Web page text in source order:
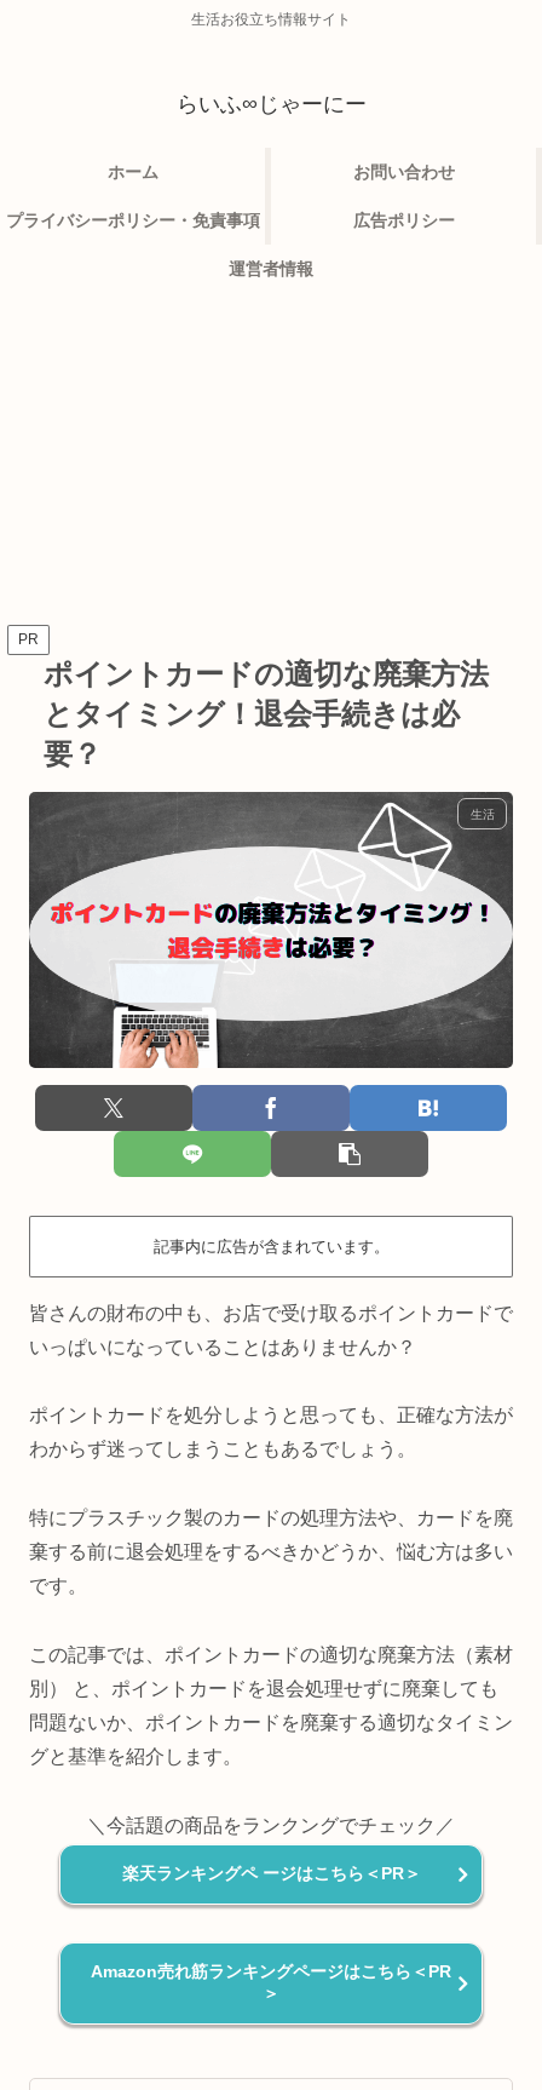
生活お役立ち情報サイト
らいふ∞じゃーにー
ホーム お問い合わせ
プライバシーポリシー・免責事項 広告ポリシー
運営者情報
PR
ポイントカードの適切な廃棄方法
とタイミング！退会手続きは必
要？
生活
記事内に広告が含まれています。
皆さんの財布の中も、お店で受け取るポイントカードで
いっぱいになっていることはありませんか？
ポイントカードを処分しようと思っても、正確な方法が
わからず迷ってしまうこともあるでしょう。
特にプラスチック製のカードの処理方法や、カードを廃
棄する前に退会処理をするべきかどうか、悩む方は多い
です。
この記事では、ポイントカードの適切な廃棄方法（素材
別） と、ポイントカードを退会処理せずに廃棄しても
問題ないか、ポイントカードを廃棄する適切なタイミン
グと基準を紹介します。
＼今話題の商品をランクングでチェック／
楽天ランキングペ ージはこちら＜PR＞
Amazon売れ筋ランキングページはこちら＜PR
＞